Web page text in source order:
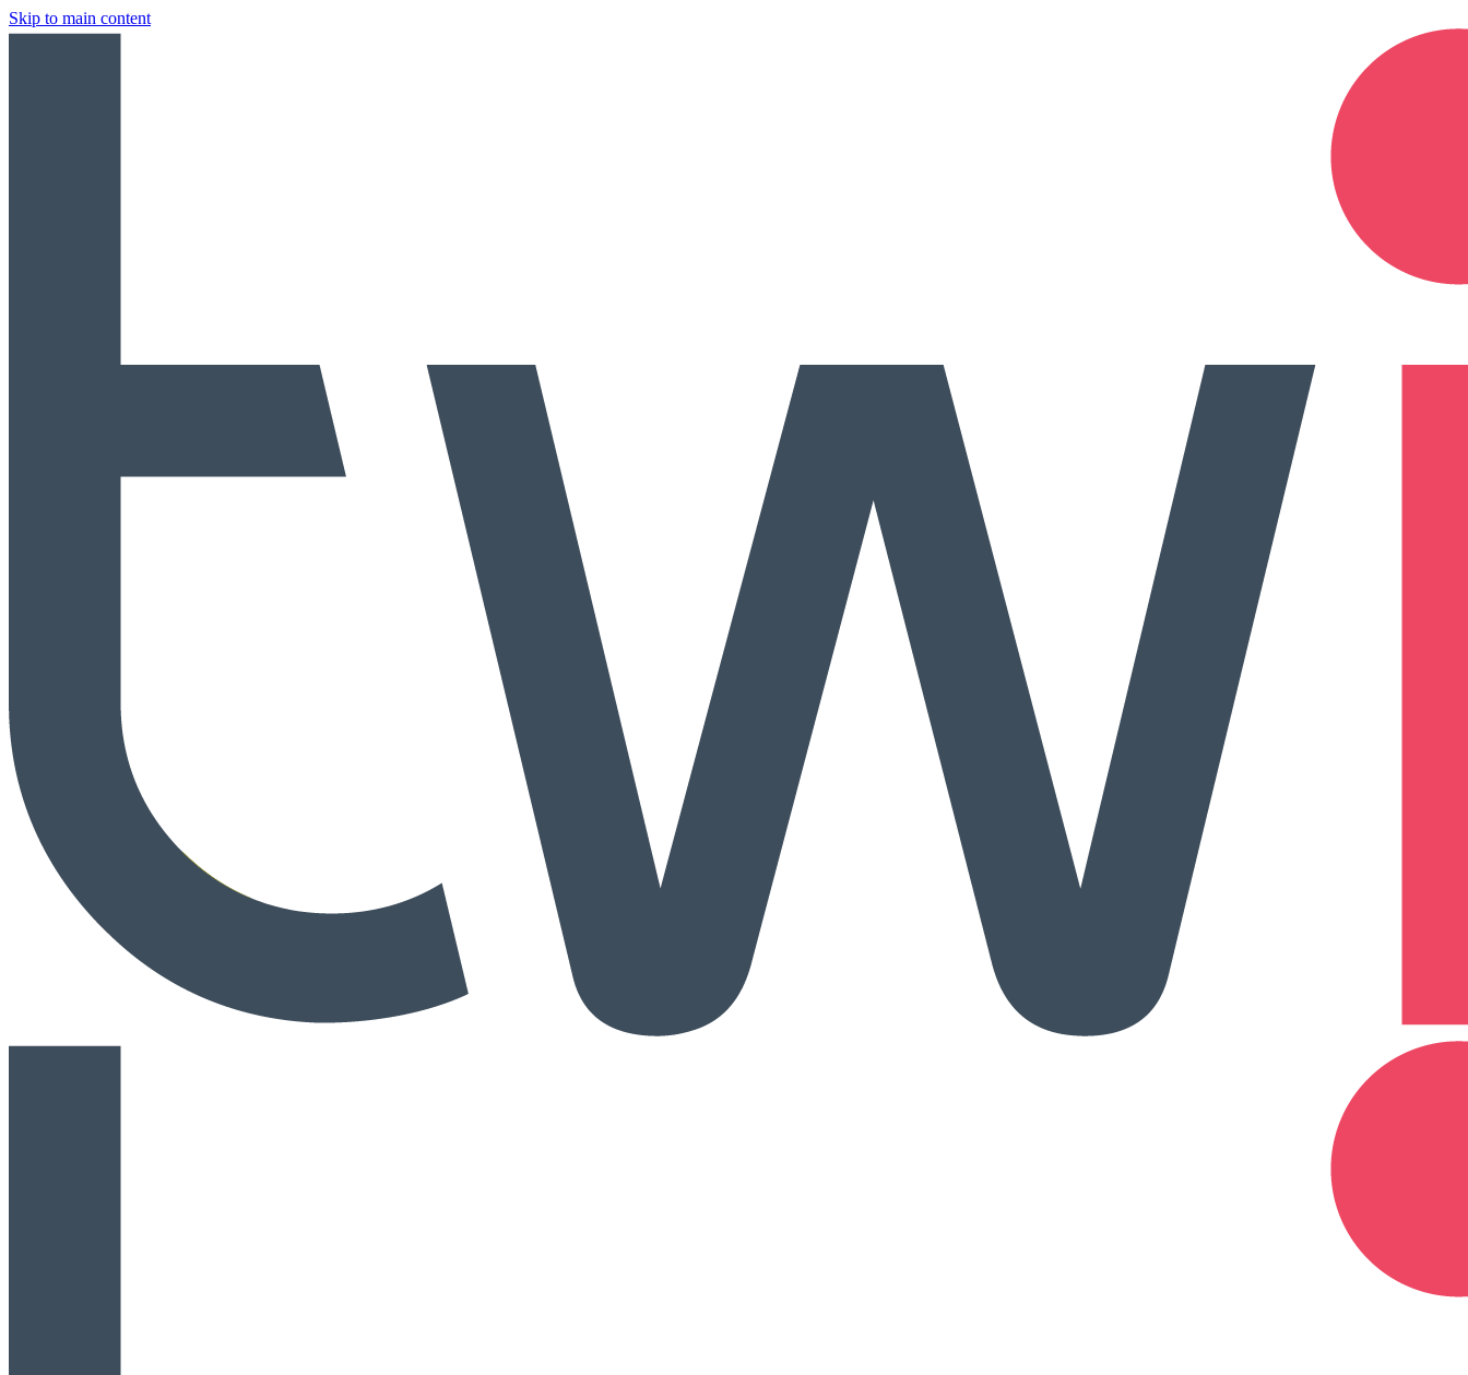
Skip to main content